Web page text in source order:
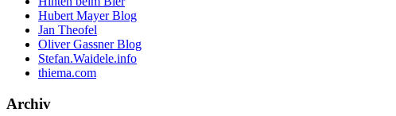
Hubert Mayer Blog
Jan Theofel
Oliver Gassner Blog
Stefan.Waidele.info
thiema.com
Archiv